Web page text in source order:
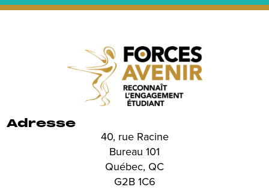
Adresse
40, rue Racine
Bureau 101
Québec, QC
G2B 1C6